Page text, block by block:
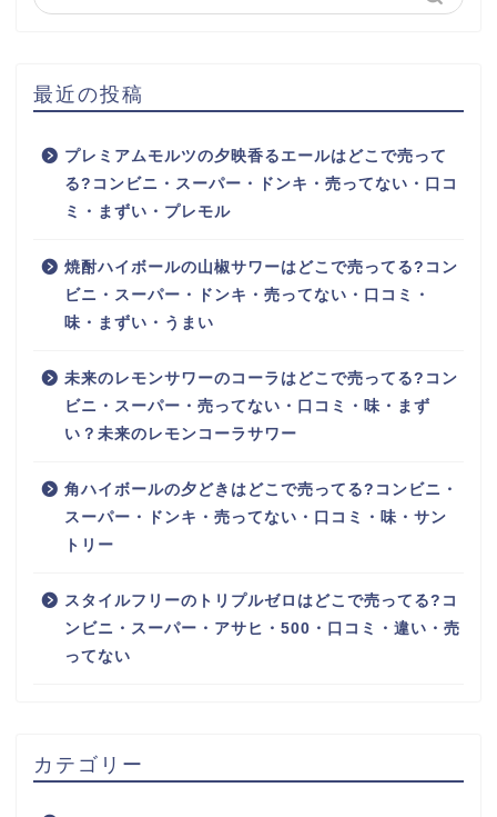
最近の投稿
プレミアムモルツの夕映香るエールはどこで売って
る?コンビニ・スーパー・ドンキ・売ってない・口コ
ミ・まずい・プレモル
焼酎ハイボールの山椒サワーはどこで売ってる?コン
ビニ・スーパー・ドンキ・売ってない・口コミ・
味・まずい・うまい
未来のレモンサワーのコーラはどこで売ってる?コン
ビニ・スーパー・売ってない・口コミ・味・まず
い？未来のレモンコーラサワー
角ハイボールの夕どきはどこで売ってる?コンビニ・
スーパー・ドンキ・売ってない・口コミ・味・サン
トリー
スタイルフリーのトリプルゼロはどこで売ってる?コ
ンビニ・スーパー・アサヒ・500・口コミ・違い・売
ってない
カテゴリー